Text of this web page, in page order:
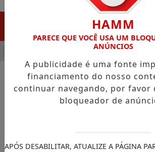
DESTAQUE EM PORTO GRANDE COM
NOTÍCIAS/AMAPÁ
Amapá entrega UBSs
estrutura da atenção
HAMM
PARECE QUE VOCÊ USA UM
ANÚNCIOS
A publicidade é uma fonte
financiamento do nosso
continuar navegando, por favor
bloqueador de
APÓS DESABILITAR, ATUALIZE A PÁGINA